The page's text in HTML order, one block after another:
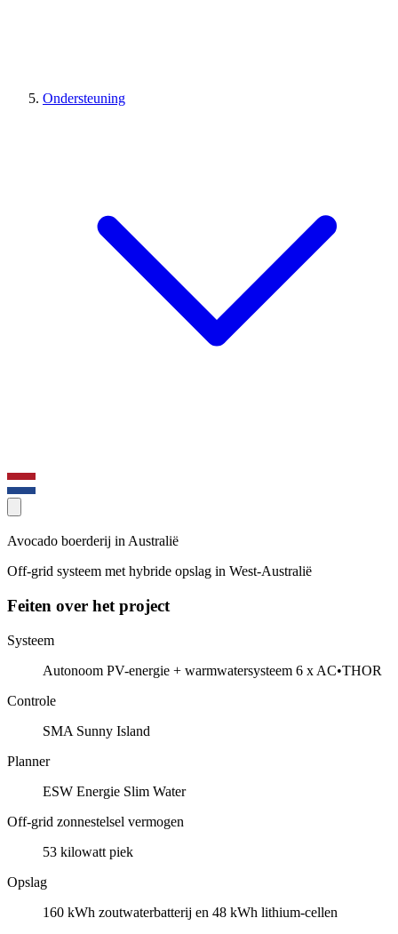
Ondersteuning
Avocado boerderij in Australië
Off-grid systeem met hybride opslag in West-Australië
Feiten over het project
Systeem
Autonoom PV-energie + warmwatersysteem 6 x AC•THOR
Controle
SMA Sunny Island
Planner
ESW Energie Slim Water
Off-grid zonnestelsel vermogen
53 kilowatt piek
Opslag
160 kWh zoutwaterbatterij en 48 kWh lithium-cellen